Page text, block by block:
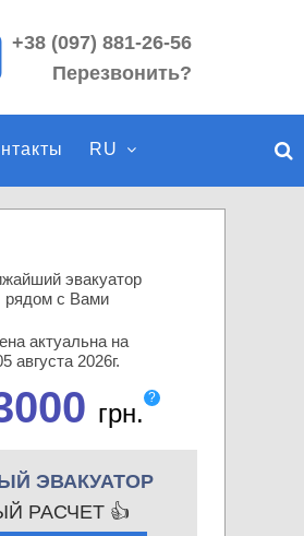
+38 (097) 881-26-56
Перезвонить?
RU
эвакуатор
рядом с Вами
актуальна на
августа 2026г.
грн.
?
ЭВАКУАТОР
РАСЧЕТ 👍